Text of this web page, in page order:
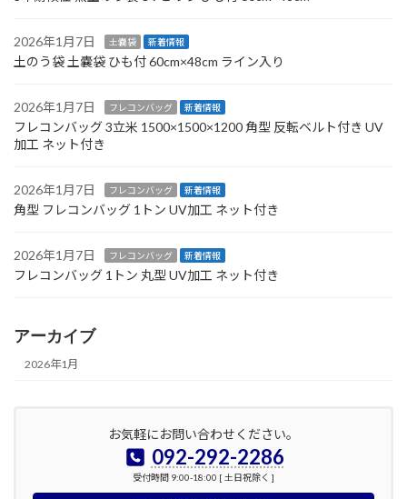
2026年1月7日 土嚢袋 新着情報
土のう袋 土嚢袋 ひも付 60cm×48cm ライン入り
2026年1月7日 フレコンバッグ 新着情報
フレコンバッグ 3立米 1500×1500×1200 角型 反転ベルト付き UV
加工 ネット付き
2026年1月7日 フレコンバッグ 新着情報
角型 フレコンバッグ 1トン UV加工 ネット付き
2026年1月7日 フレコンバッグ 新着情報
フレコンバッグ 1トン 丸型 UV加工 ネット付き
アーカイブ
2026年1月
お気軽にお問い合わせください。
092-292-2286
受付時間 9:00-18:00 [ 土日祝除く ]